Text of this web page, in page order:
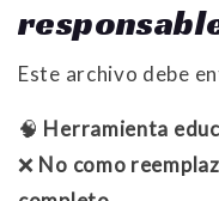
Este archivo debe
🧠 Herramienta
❌ No como